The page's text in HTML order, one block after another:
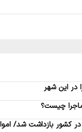
در این شهر